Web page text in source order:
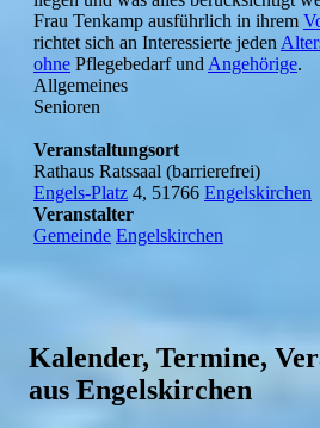
Frau Tenkamp ausführlich in ihrem
richtet sich an Interessierte jeden
ohne Pflegebedarf und Angehörige.
Allgemeines
Senioren
Veranstaltungsort
Rathaus Ratssaal (barrierefrei)
Engels-Platz 4, 51766 Engelskirchen
Veranstalter
Gemeinde Engelskirchen
Kalender, Termine,
aus Engelskirchen